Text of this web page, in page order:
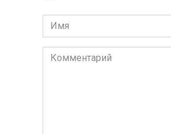
Имя
*
Комментарий